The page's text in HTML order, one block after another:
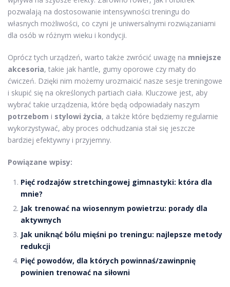
pozwalają na dostosowanie intensywności treningu do
własnych możliwości, co czyni je uniwersalnymi rozwiązaniami
dla osób w różnym wieku i kondycji.
Oprócz tych urządzeń, warto także zwrócić uwagę na mniejsze
akcesoria, takie jak hantle, gumy oporowe czy maty do
ćwiczeń. Dzięki nim możemy urozmaicić nasze sesje treningowe
i skupić się na określonych partiach ciała. Kluczowe jest, aby
wybrać takie urządzenia, które będą odpowiadały naszym
potrzebom i stylowi życia, a także które będziemy regularnie
wykorzystywać, aby proces odchudzania stał się jeszcze
bardziej efektywny i przyjemny.
Powiązane wpisy:
Pięć rodzajów stretchingowej gimnastyki: która dla
mnie?
Jak trenować na wiosennym powietrzu: porady dla
aktywnych
Jak uniknąć bólu mięśni po treningu: najlepsze metody
redukcji
Pięć powodów, dla których powinnaś/zawinpnię
powinien trenować na siłowni